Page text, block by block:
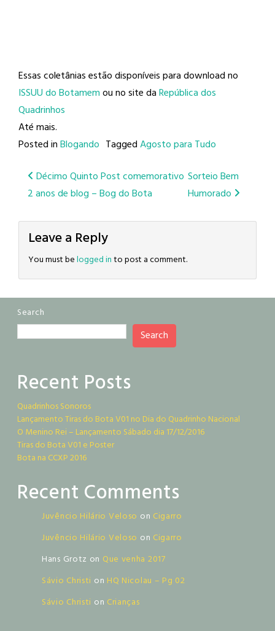
Essas coletânias estão disponíveis para download no
ISSUU do Botamemou no site daRepública dos
Quadrinhos
Até mais.
Posted inBlogando TaggedAgosto para Tudo
Post
navigation
Décimo Quinto Post comemorativo
2 anos de blog – Bog do Bota
Sorteio Bem
Humorado
Leave a Reply
You must belogged into post a comment.
Search
Search
Recent Posts
Quadrinhos Sonoros
Lançamento Tiras do Bota V01 no Dia do Quadrinho Nacional
O Menino Rei – Lançamento Sábado dia 17/12/2016
Tiras do Bota V01 e Poster
Bota na CCXP 2016
Recent Comments
Juvêncio Hilário Veloso on Cigarro
Juvêncio Hilário Veloso on Cigarro
Hans Grotz on Que venha 2017
Sávio Christi on HQ Nicolau – Pg 02
Sávio Christi on Crianças